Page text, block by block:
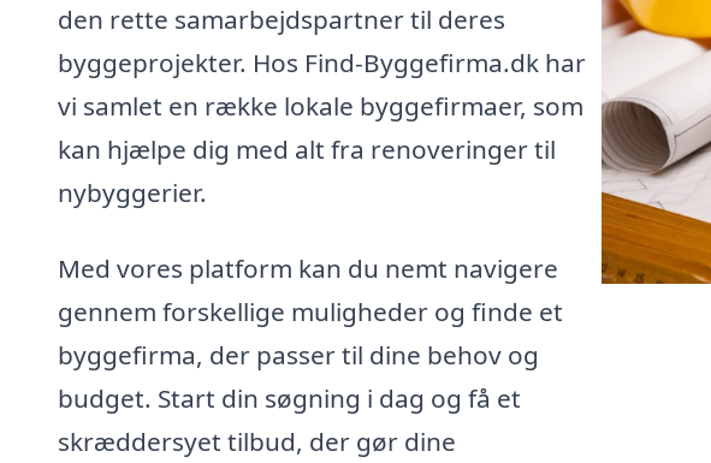
den rette samarbejdspartner til deres
byggeprojekter. Hos Find-Byggefirma.dk har
vi samlet en række lokale byggefirmaer, som
kan hjælpe dig med alt fra renoveringer til
nybyggerier.
Med vores platform kan du nemt navigere
gennem forskellige muligheder og finde et
byggefirma, der passer til dine behov og
budget. Start din søgning i dag og få et
skræddersyet tilbud, der gør dine